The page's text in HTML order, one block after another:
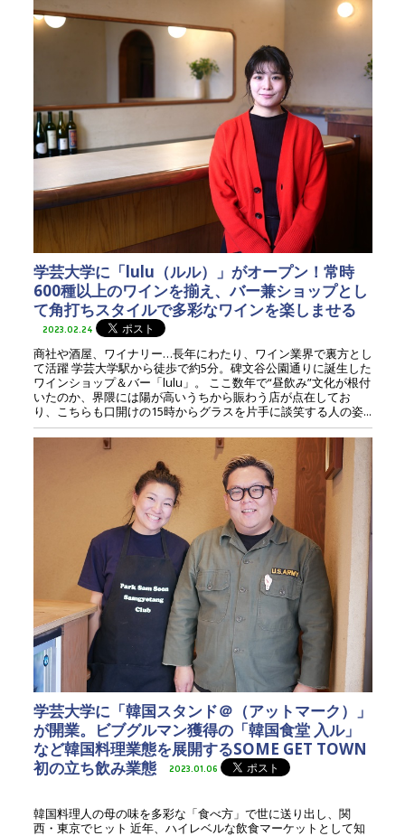
学芸大学に「lulu（ルル）」がオープン！常時
600種以上のワインを揃え、バー兼ショップとし
て角打ちスタイルで多彩なワインを楽しませる
2023.02.24
商社や酒屋、ワイナリー…長年にわたり、ワイン業界で裏方とし
て活躍 学芸大学駅から徒歩で約5分。碑文谷公園通りに誕生した
ワインショップ＆バー「lulu」。 ここ数年で“昼飲み”文化が根付
いたのか、界隈には陽が高いうちから賑わう店が点在してお
り、こちらも口開けの15時からグラスを片手に談笑する人の姿...
学芸大学に「韓国スタンド＠（アットマーク）」
が開業。ビブグルマン獲得の「韓国食堂 入ル」
など韓国料理業態を展開するSOME GET TOWN
初の立ち飲み業態
2023.01.06
韓国料理人の母の味を多彩な「食べ方」で世に送り出し、関
西・東京でヒット 近年、ハイレベルな飲食マーケットとして知